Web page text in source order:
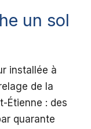
un sol
installée à
de la
Étienne : des
quarante